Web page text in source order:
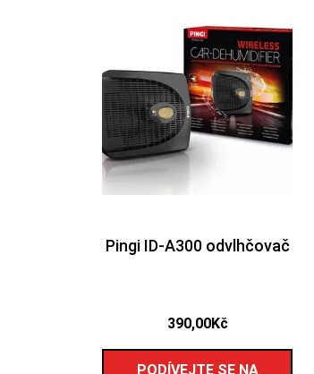
Pingi ID-A300 odvlhčovač
390,00Kč
PODÍVEJTE SE NA